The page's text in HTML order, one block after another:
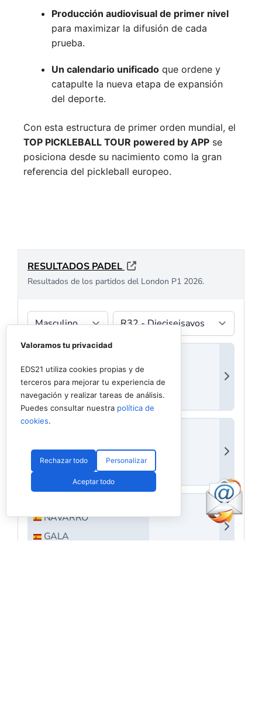
Producción audiovisual de primer nivel
para maximizar la difusión de cada
prueba.
Un calendario unificado que ordene y
catapulte la nueva etapa de expansión
del deporte.
Con esta estructura de primer orden mundial, el
TOP PICKLEBALL TOUR powered by APP se
posiciona desde su nacimiento como la gran
referencia del pickleball europeo.
Valoramos tu privacidad
EDS21 utiliza cookies propias y de
terceros para mejorar tu experiencia de
navegación y realizar tareas de análisis.
Puedes consultar nuestra política de
cookies.
Rechazar todo Personalizar
Aceptar todo